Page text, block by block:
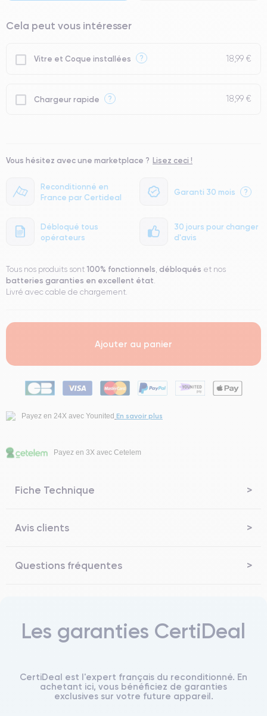
Reconditionné en
France par Certideal
Garanti 30 mois ?
Débloqué tous
opérateurs
30 jours pour changer
d'avis
Cela peut vous intéresser
Vitre et Coque installées ? 18,99 €
Chargeur rapide ? 18,99 €
Vous hésitez avec une marketplace ? Lisez ceci !
Tous nos produits sont 100% fonctionnels, débloqués et nos
batteries garanties en excellent état.
Livré avec cable de chargement.
Ajouter au panier
Payez en 24X avec Younited En savoir plus
Payez en 3X avec Cetelem
Fiche Technique
Avis clients
Questions fréquentes
Les garanties CertiDeal
CertiDeal est l'expert français du reconditionné. En
achetant ici, vous bénéficiez de garanties
exclusives sur votre future appareil.